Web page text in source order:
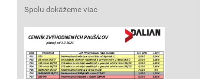
Spolu dokážeme viac